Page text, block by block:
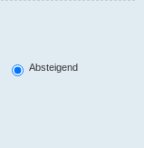
Absteigend